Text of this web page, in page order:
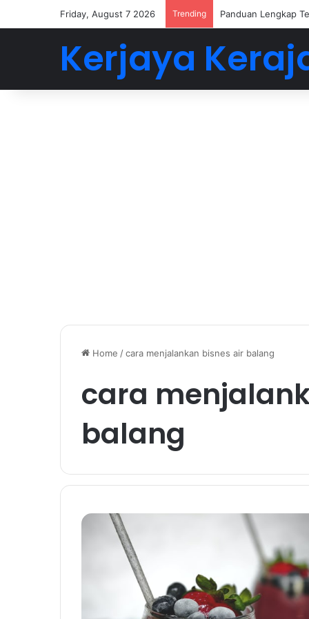
Friday, August 7 2026 Trending Panduan Lengkap
Kerjaya
Home /cara menjalankan bisnes air balang
cara
balang